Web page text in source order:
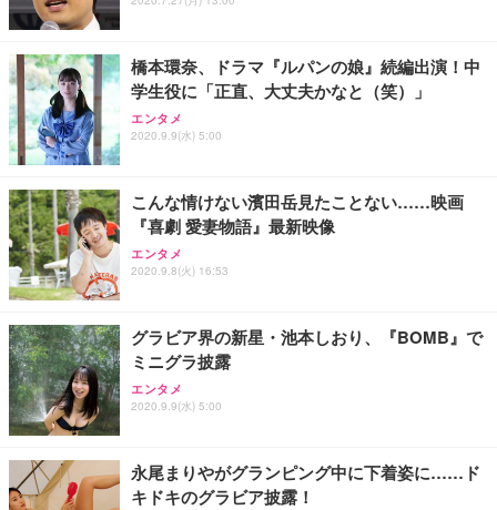
能 人間工学 椅子 腰サポート 90度跳ね上げ式アーム
ョン PCチェア 通気性メッシュ ゲーミング/勉強/事
務用 おしゃれ パソコンチェア (ブラック)
Sezlife オフィスチェア デスクチェア 疲れない テレ
ワーク チェア 強化バックレスト 30度ロッキング機
能 人間工学 椅子 腰サポート 90度跳ね上げ式アーム
務用 おしゃれ パソコンチェア (ホワイト)
ANDWINT オフィスチェア デスクチェア 肘なし メ
ッシュ 通気性 ランバーサポート付き 腰サポート ガ
ス圧無段階昇降 360度回転 キャスター付き コンパク
【整備済み品】Dell E2724HS 27インチ 液晶モニタ
ー フルHD（1920×1080）VA 非光沢 HDMI/DisplayP
ort/VGA スピーカー内蔵 高さ調整 スイベル VESA対
【MiniLED/24.5inch/280Hz/FHD】GRAPHT THE S
HOOTER Gaming Monitor 24” Essential ゲーミン
グモニター QD 24.5インチ 1ms FHD 量子ドット 残
Smart Basic(スマートベーシック) 【Amazon.co.jp
限定】 Smart Basic アイリスオーヤマ ペットシーツ
超厚型 お徳用 ワイド 100枚入 (x 1) (ケース販売)
アイリスオーヤマ ペットシーツ 超厚型 お徳用 レギ
ュラー 200枚入【Amazon.co.jp限定】
橋本環奈、ドラマ『ルパンの娘』続編出演！中
学生役に「正直、大丈夫かなと（笑）」
エンタメ
2020.9.9(水) 5:00
こんな情けない濱田岳見たことない……映画
『喜劇 愛妻物語』最新映像
エンタメ
2020.9.8(火) 16:53
グラビア界の新星・池本しおり、『BOMB』で
ミニグラ披露
エンタメ
2020.9.9(水) 5:00
永尾まりやがグランピング中に下着姿に……ド
キドキのグラビア披露！